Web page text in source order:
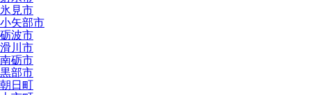
氷見市
小矢部市
砺波市
滑川市
南砺市
黒部市
朝日町